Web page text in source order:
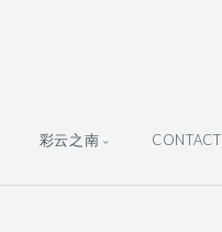
彩云之南 CONTACT